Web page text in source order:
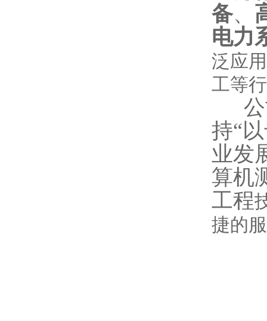
备、
电力
泛应
工等
公
持“
业发
算机
工程
捷的